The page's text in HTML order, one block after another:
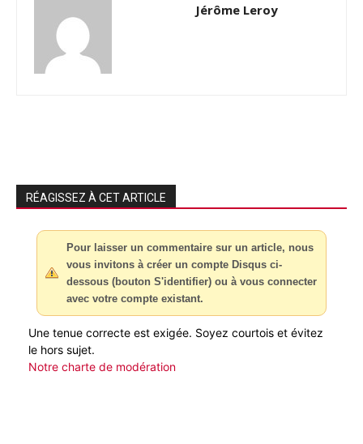
Jérôme Leroy
RÉAGISSEZ À CET ARTICLE
Pour laisser un commentaire sur un article, nous
vous invitons à créer un compte Disqus ci-
dessous (bouton S'identifier) ou à vous connecter
avec votre compte existant.
Une tenue correcte est exigée. Soyez courtois et évitez
le hors sujet.
Notre charte de modération